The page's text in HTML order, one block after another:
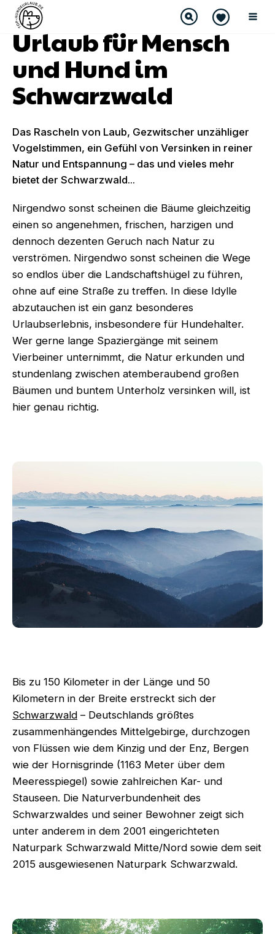
Urlaub für Mensch
und Hund im
Schwarzwald
Das Rascheln von Laub, Gezwitscher unzähliger
Vogelstimmen, ein Gefühl von Versinken in reiner
Natur und Entspannung – das und vieles mehr
bietet der Schwarzwald...
Nirgendwo sonst scheinen die Bäume gleichzeitig
einen so angenehmen, frischen, harzigen und
dennoch dezenten Geruch nach Natur zu
verströmen. Nirgendwo sonst scheinen die Wege
so endlos über die Landschaftshügel zu führen,
ohne auf eine Straße zu treffen. In diese Idylle
abzutauchen ist ein ganz besonderes
Urlaubserlebnis, insbesondere für Hundehalter.
Wer gerne lange Spaziergänge mit seinem
Vierbeiner unternimmt, die Natur erkunden und
stundenlang zwischen atemberaubend großen
Bäumen und buntem Unterholz versinken will, ist
hier genau richtig.
Bis zu 150 Kilometer in der Länge und 50
Kilometern in der Breite erstreckt sich der
Schwarzwald – Deutschlands größtes
zusammenhängendes Mittelgebirge, durchzogen
von Flüssen wie dem Kinzig und der Enz, Bergen
wie der Hornisgrinde (1163 Meter über dem
Meeresspiegel) sowie zahlreichen Kar- und
Stauseen. Die Naturverbundenheit des
Schwarzwaldes und seiner Bewohner zeigt sich
unter anderem in dem 2001 eingerichteten
Naturpark Schwarzwald Mitte/Nord sowie dem seit
2015 ausgewiesenen Naturpark Schwarzwald.